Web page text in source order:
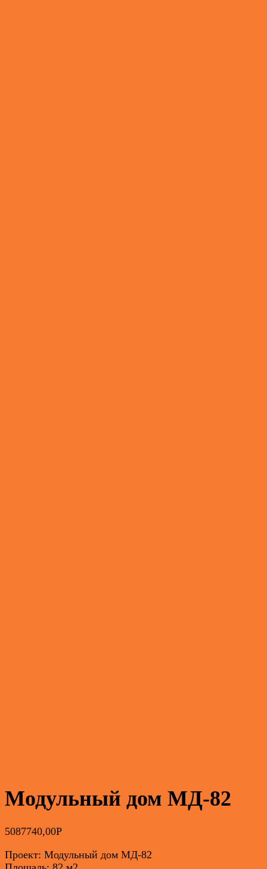
Модульный дом МД-82
5087740,00Р
Проект: Модульный дом МД-82